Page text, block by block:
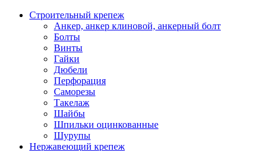
Строительный крепеж
Анкер, анкер клиновой, анкерный болт
Болты
Винты
Гайки
Дюбели
Перфорация
Саморезы
Такелаж
Шайбы
Шпильки оцинкованные
Шурупы
Нержавеющий крепеж